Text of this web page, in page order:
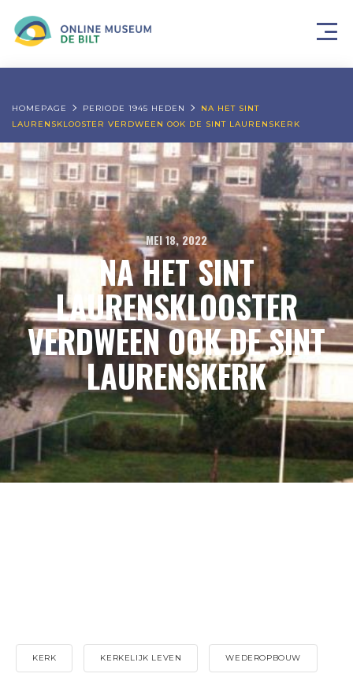
HOMEPAGE PERIODE 1945 HEDEN
NA HET SINT
LAURENSKLOOSTER VERDWEEN OOK DE SINT LAURENSKERK
MEI 18, 2022
NA HET SINT
LAURENSKLOOSTER
VERDWEEN OOK DE SINT
LAURENSKERK
KERK KERKELIJK LEVEN WEDEROPBOUW